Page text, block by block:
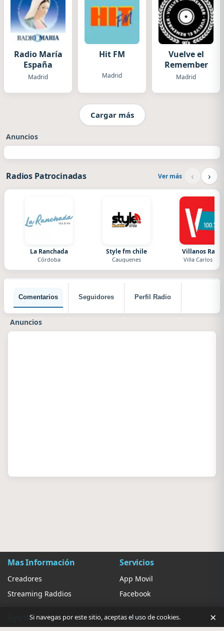
Radio María
España
Madrid
Hit FM
Madrid
Vuelve el
Remember
Madrid
Cargar más
Anuncios
Radios Patrocinadas Ver más ‹ ›
La Ranchada
Córdoba
Style fm chile
Cauquenes
Villanos
Villa Carlos Paz
Comentarios Seguidores Perfil Radio
Anuncios
Mas Información
Creadores
Streaming Raddios
Servicios
App Movil
Facebook
Ayuda Ajustes
Si navegas por este sitio, aceptas el uso de cookies. ×